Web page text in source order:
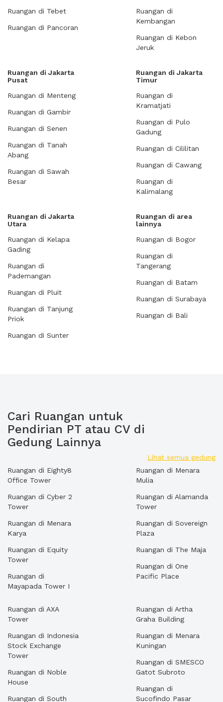
Ruangan di Tebet
Ruangan di Pancoran
Ruangan di
Kembangan
Ruangan di Kebon
Jeruk
Ruangan di Jakarta
Pusat
Ruangan di Menteng
Ruangan di Gambir
Ruangan di Senen
Ruangan di Tanah
Abang
Ruangan di Sawah
Besar
Ruangan di Jakarta
Timur
Ruangan di
Kramatjati
Ruangan di Pulo
Gadung
Ruangan di Cililitan
Ruangan di Cawang
Ruangan di
Kalimalang
Ruangan di Jakarta
Utara
Ruangan di Kelapa
Gading
Ruangan di
Pademangan
Ruangan di Pluit
Ruangan di Tanjung
Priok
Ruangan di Sunter
Ruangan di area
lainnya
Ruangan di Bogor
Ruangan di
Tangerang
Ruangan di Batam
Ruangan di Surabaya
Ruangan di Bali
Cari Ruangan untuk
Pendirian PT atau CV di
Gedung Lainnya
Lihat semua gedung
Ruangan di Eighty8
Office Tower
Ruangan di Cyber 2
Tower
Ruangan di Menara
Karya
Ruangan di Equity
Tower
Ruangan di
Mayapada Tower I
Ruangan di Menara
Mulia
Ruangan di Alamanda
Tower
Ruangan di Sovereign
Plaza
Ruangan di The Maja
Ruangan di One
Pacific Place
Ruangan di AXA
Tower
Ruangan di Indonesia
Stock Exchange
Tower
Ruangan di Noble
House
Ruangan di South
Ruangan di Artha
Graha Building
Ruangan di Menara
Kuningan
Ruangan di SMESCO
Gatot Subroto
Ruangan di
Sucofindo Pasar